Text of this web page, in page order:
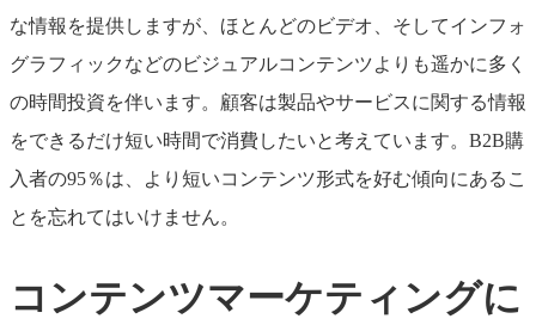
な情報を提供しますが、ほとんどのビデオ、そしてインフォ
グラフィックなどのビジュアルコンテンツよりも遥かに多く
の時間投資を伴います。顧客は製品やサービスに関する情報
をできるだけ短い時間で消費したいと考えています。B2B購
入者の95％は、より短いコンテンツ形式を好む傾向にあるこ
とを忘れてはいけません。
コンテンツマーケティングに